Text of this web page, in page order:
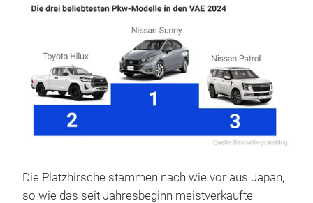
Die Platzhirsche stammen nach wie vor aus Japan,
so wie das seit Jahresbeginn meistverkaufte